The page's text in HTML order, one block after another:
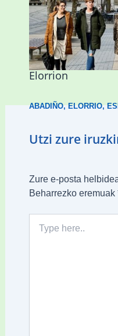
presentzia
Elorrion
ABADIÑO,ELORRIO,
Utzi zure
Zure e-posta
Beharrezko eremuak
here..